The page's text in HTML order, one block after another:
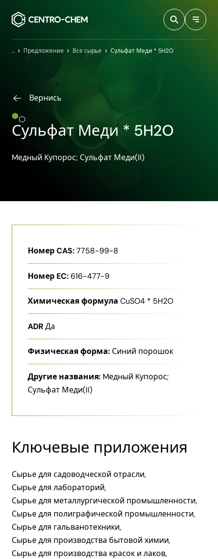
ГлавнаяПредложение Все сырье Сульфат Меди * 5H2O
Вернись
Сульфат Меди * 5H2O
Mедный Kупорос; Сульфат Меди​(II)​
Номер CAS:7758-99-8
Номер EC:616-477-9
Химическая формула CuSO4 * 5H2O
ADRДа
Физическая форма: Синий порошок
Другие названия: Mедный Kупорос;
Сульфат Меди​(II)​
Ключевые приложения
Сырье для садоводческой отрасли,
Сырье для лабораторий,
Сырье для металлургической промышленности,
Сырье для полиграфической промышленности,
Сырье для гальванотехники,
Сырье для производства бытовой химии,
Сырье для производства красок и лаков,